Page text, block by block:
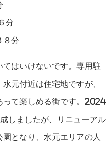
分
はいけないです。専用駐
元付近は住宅地ですが、
って楽しめる街です。2024
しましたが、リニューアル
となり、水元エリアの人